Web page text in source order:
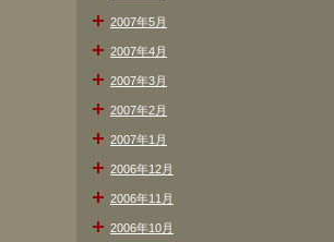
2007年5月
2007年4月
2007年3月
2007年2月
2007年1月
2006年12月
2006年11月
2006年10月